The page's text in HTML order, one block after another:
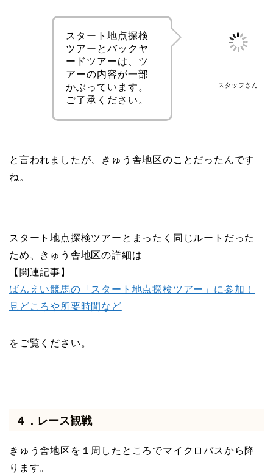
スタッフさん
スタート地点探検
ツアーとバックヤ
ードツアーは、ツ
アーの内容が一部
かぶっています。
ご了承ください。
と言われましたが、きゅう舎地区のことだったんです
ね。
スタート地点探検ツアーとまったく同じルートだった
ため、きゅう舎地区の詳細は
【関連記事】
ばんえい競馬の「スタート地点探検ツアー」に参加！
見どころや所要時間など
をご覧ください。
４．レース観戦
きゅう舎地区を１周したところでマイクロバスから降
ります。